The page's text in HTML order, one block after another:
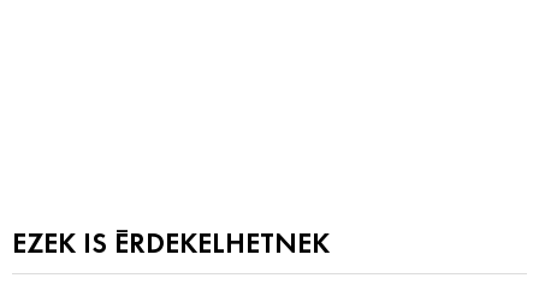
EZEK IS ÉRDEKELHETNEK